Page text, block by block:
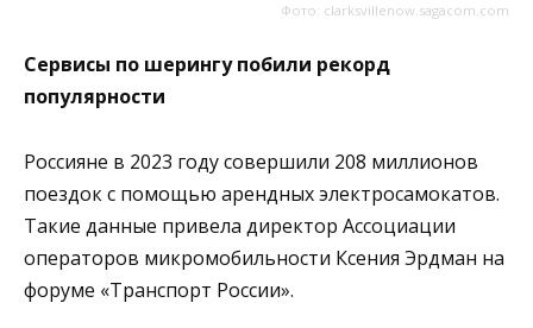
Фото: clarksvillenow.sagacom.com
Сервисы по шерингу побили рекорд
популярности
Россияне в 2023 году совершили 208 миллионов
поездок с помощью арендных электросамокатов.
Такие данные привела директор Ассоциации
операторов микромобильности Ксения Эрдман на
форуме «Транспорт России».